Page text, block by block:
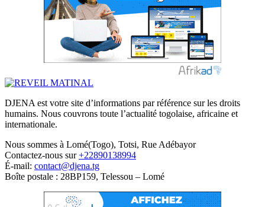
DJENA est votre site d’informations par référence sur les droits
humains. Nous couvrons toute l’actualité togolaise, africaine et
internationale.
Nous sommes à Lomé(Togo), Totsi, Rue Adébayor
Contactez-nous sur+22890138994
É-mail: contact@djena.tg
Boîte postale : 28BP159, Telessou – Lomé